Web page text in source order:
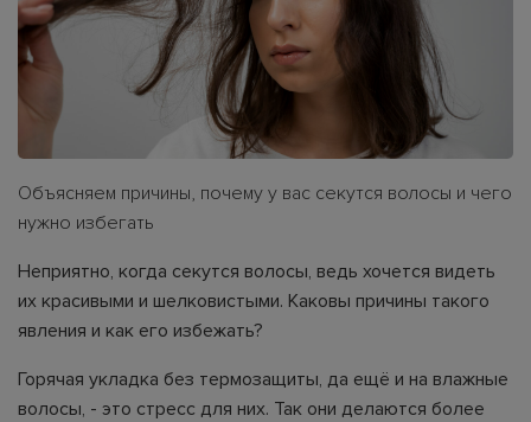
Объясняем причины, почему у вас секутся волосы и чего
нужно избегать
Неприятно, когда секутся волосы, ведь хочется видеть
их красивыми и шелковистыми. Каковы причины такого
явления и как его избежать?
Горячая укладка без термозащиты, да ещё и на влажные
волосы, - это стресс для них. Так они делаются более